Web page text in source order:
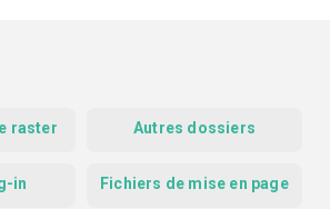
raster Autres dossiers
in Fichiers de mise en page